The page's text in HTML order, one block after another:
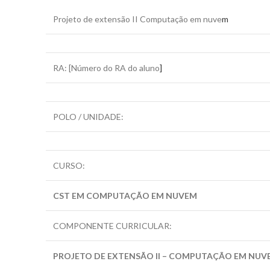
Projeto de extensão II Computação em nuvem
RA: [Número do RA do aluno]
POLO / UNIDADE:
CURSO:
CST EM COMPUTAÇÃO EM NUVEM
COMPONENTE CURRICULAR:
PROJETO DE EXTENSÃO II – COMPUTAÇÃO EM